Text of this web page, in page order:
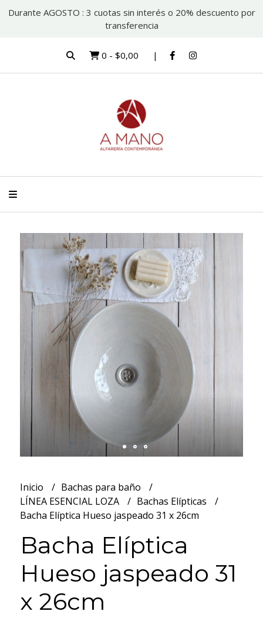
Durante AGOSTO : 3 cuotas sin interés o 20% descuento por
transferencia
0 - $0,00
Inicio
Bachas para baño
LÍNEA ESENCIAL LOZA
Bachas Elípticas
Bacha Elíptica Hueso jaspeado 31 x 26cm
Bacha Elíptica
Hueso jaspeado 31
x 26cm